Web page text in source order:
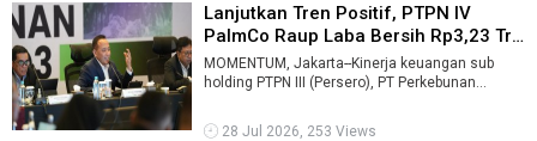
Lanjutkan Tren Positif, PTPN IV
PalmCo Raup Laba Bersih Rp3,23 Tr
...
MOMENTUM, Jakarta--Kinerja keuangan sub
holding PTPN III (Persero), PT Perkebunan
...
28 Jul 2026, 253 Views